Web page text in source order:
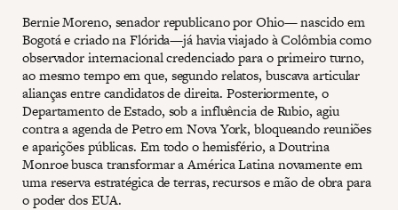
Bernie Moreno, senador republicano por Ohio— nascido em
Bogotá e criado na Flórida—já havia viajado à Colômbia como
observador internacional credenciado para o primeiro turno,
ao mesmo tempo em que, segundo relatos, buscava articular
alianças entre candidatos de direita. Posteriormente, o
Departamento de Estado, sob a influência de Rubio, agiu
contra a agenda de Petro em Nova York, bloqueando reuniões
e aparições públicas. Em todo o hemisfério, a Doutrina
Monroe busca transformar a América Latina novamente em
uma reserva estratégica de terras, recursos e mão de obra para
o poder dos EUA.